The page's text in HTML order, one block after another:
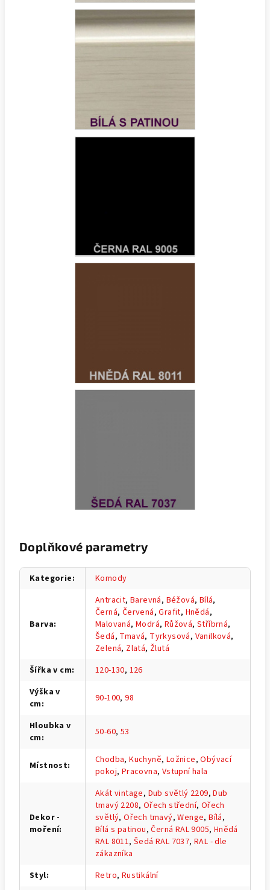
Doplňkové parametry
Kategorie: Komody
Barva:
Antracit,Barevná, Béžová, Bílá,
Černá, Červená,Grafit, Hnědá,
Malovaná,Modrá, Růžová,Stříbrná,
Šedá, Tmavá, Tyrkysová, Vanilková,
Zelená, Zlatá, Žlutá
Šířka v cm: 120-130, 126
Výška v
cm: 90-100,98
Hloubka v
cm: 50-60, 53
Místnost: Chodba,Kuchyně, Ložnice,Obývací
pokoj, Pracovna, Vstupní hala
Dekor -
moření:
Akát vintage, Dub světlý 2209,Dub
tmavý 2208, Ořech střední, Ořech
světlý,Ořech tmavý,Wenge,Bílá,
Bílá s patinou,Černá RAL 9005, Hnědá
RAL 8011,Šedá RAL 7037,RAL - dle
zákazníka
Styl: Retro, Rustikální